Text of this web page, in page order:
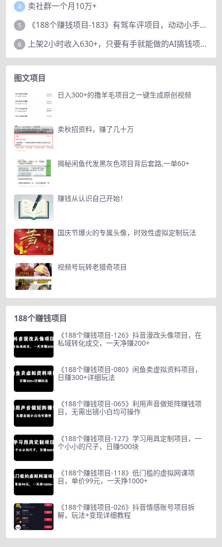
4 卖社群一个月10万+
5 《188个赚钱项目-183》有驾车评项目，动动小手，复制粘贴赚44元！
6 上架2小时收入630+，只要有手就能做的AI搞钱项目，奶奶看完都能学会!
图文项目
日入300+的撸羊毛项目之一键生成原创视频
卖秋招资料，赚了几十万
揭秘闲鱼代发黑灰色项目背后套路,一单60+
赚钱从认识自己开始！
国庆节爆火的专属头像，时效性虚拟定制玩法
视频号玩转老猎奇项目
188个赚钱项目
《188个赚钱项目-126》抖音漫改头像项目，在
私域转化成交，一天净赚200+
《188个赚钱项目-080》闲鱼卖虚拟资料项目，
日赚300+详细玩法
《188个赚钱项目-065》利用声音做矩阵赚钱项
目，无需出镜小白均可操作
《188个赚钱项目-127》学习用具定制项目，一
个小小的尺子，日赚500块
《188个赚钱项目-118》低门槛的虚拟网课项
目，单价99元，一天挣1000+
《188个赚钱项目-026》抖音情感账号项目拆
解，玩法+变现详细教程